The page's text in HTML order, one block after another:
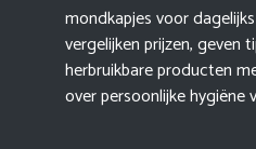
mondkapjes voor
vergelijken prijzen, geven
herbruikbare producten
over persoonlijke hygiëne